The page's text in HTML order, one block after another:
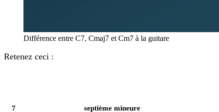
Différence entre C7, Cmaj7 et Cm7 à la guitare
Retenez ceci :
7 septième mineure